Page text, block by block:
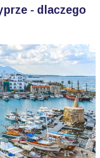
- dlaczego